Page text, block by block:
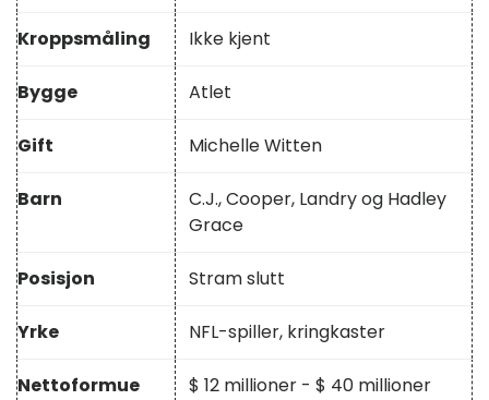
Kroppsmåling Ikke kjent
Bygge Atlet
Gift Michelle Witten
Barn
C.J., Cooper, Landry og Hadley
Grace
Posisjon Stram slutt
Yrke NFL-spiller, kringkaster
Nettoformue $ 12 millioner - $ 40 millioner